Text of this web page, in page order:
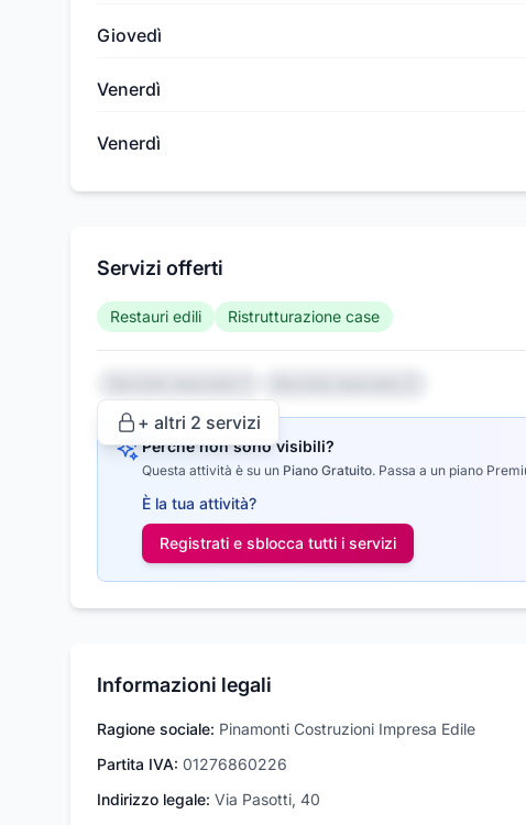
Giovedì
Venerdì
Venerdì
Servizi offerti
Restauri edili Ristrutturazione case
+ altri 2 servizi
Perché non sono visibili?
Questa attività è su un Piano Gratuito. Passa a un piano
È la tua attività?
Registrati e sblocca tutti i servizi
Informazioni legali
Ragione sociale: Pinamonti Costruzioni Impresa Edile
Partita IVA: 01276860226
Indirizzo legale: Via Pasotti, 40